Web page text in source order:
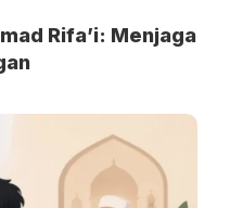
Rifa’i: Menjaga